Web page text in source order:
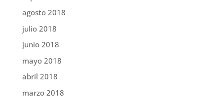
agosto 2018
julio 2018
junio 2018
mayo 2018
abril 2018
marzo 2018